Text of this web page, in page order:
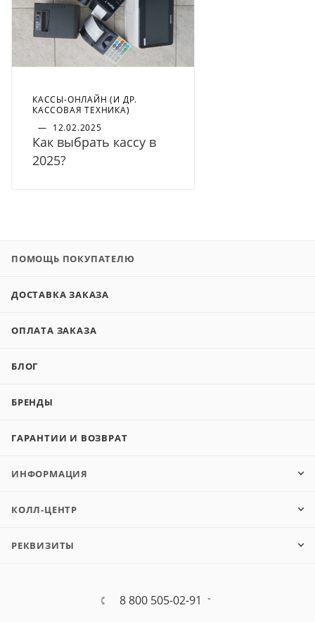
КАССЫ-ОНЛАЙН (И ДР.
КАССОВАЯ ТЕХНИКА)
— 12.02.2025
Как выбрать кассу в
2025?
ПОМОЩЬ ПОКУПАТЕЛЮ
ДОСТАВКА ЗАКАЗА
ОПЛАТА ЗАКАЗА
БЛОГ
БРЕНДЫ
ГАРАНТИИ И ВОЗВРАТ
ИНФОРМАЦИЯ
КОЛЛ-ЦЕНТР
РЕКВИЗИТЫ
8 800 505-02-91